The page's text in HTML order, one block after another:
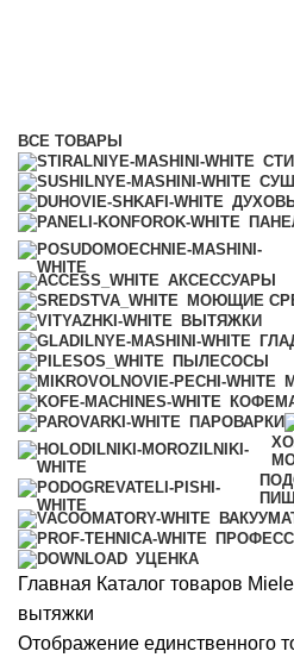
ВСЕ ТОВАРЫ
АКСЕССУАРЫ
МОЮЩИЕ
ВЫТЯЖКИ
ПЫЛЕСОСЫ
ПАРОВАРКИ
УЦЕНКА
Главная Каталог товаров Miele
вытяжки
Отображение единственного